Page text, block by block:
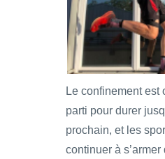
Le confinement est
parti pour durer
prochain, et les
continuer à